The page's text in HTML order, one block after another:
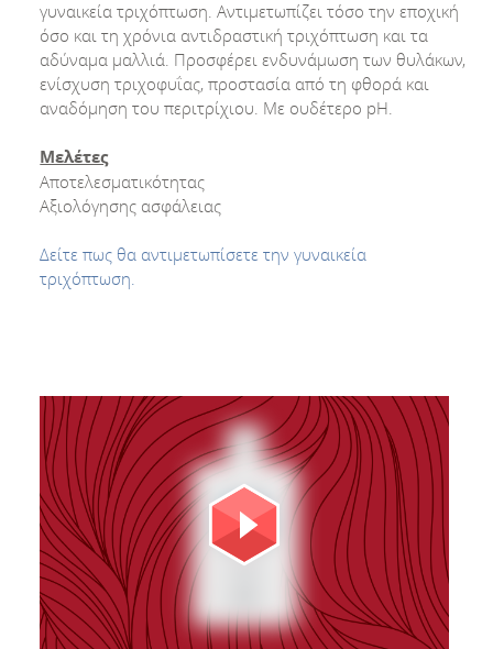
γυναικεία τριχόπτωση. Αντιμετωπίζει τόσο την εποχική
όσο και τη χρόνια αντιδραστική τριχόπτωση και τα
αδύναμα μαλλιά. Προσφέρει ενδυνάμωση των θυλάκων,
ενίσχυση τριχοφυΐας, προστασία από τη φθορά και
αναδόμηση του περιτρίχιου. Με ουδέτερο pH.
Μελέτες
Αποτελεσματικότητας
Αξιολόγησης ασφάλειας
Δείτε πως θα αντιμετωπίσετε την γυναικεία
τριχόπτωση.